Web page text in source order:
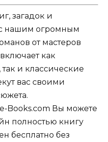
загадок и
нашим огромным
от мастеров
как
и классические
вас своими
Books.com Вы можете
полностью книгу
бесплатно без